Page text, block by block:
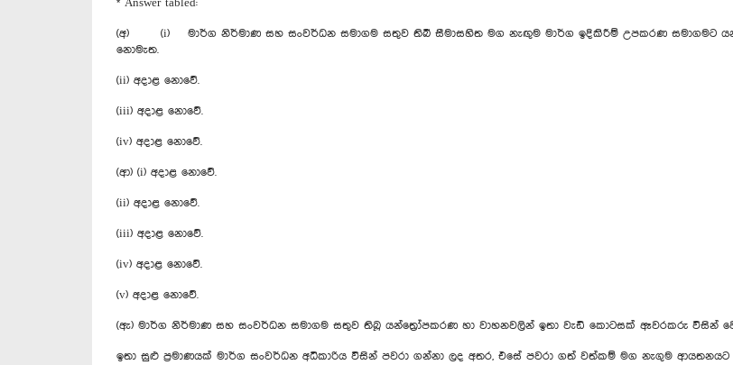
* Answer tabled:
(අ) (i) මාර්ග නිර්මාණ සහ සංවර්ධන සමාගම සතුව තිබී සීමාසහිත මග නැඟුම මාර්ග ඉදිකිරීම් උපකරණ සමාගමට
නොමැත.
(ii) අදාළ නොවේ.
(iii) අදාළ නොවේ.
(iv) අදාළ නොවේ.
(ආ) (i) අදාළ නොවේ.
(ii) අදාළ නොවේ.
(iii) අදාළ නොවේ.
(iv) අදාළ නොවේ.
(v) අදාළ නොවේ.
(ඇ) මාර්ග නිර්මාණ සහ සංවර්ධන සමාගම සතුව තිබූ යන්ත්‍රෝපකරණ හා වාහනවලින් ඉතා වැඩි කොටසක් ඈවරකරු විසින්
ඉතා සුළු ප්‍රමාණයක් මාර්ග සංවර්ධන අධිකාරිය විසින් පවරා ගන්නා ලද අතර, එසේ පවරා ගත් වත්කම් මග නැගුම